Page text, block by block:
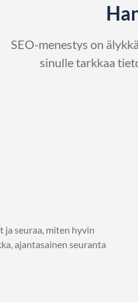
SEO-menestys on
sinulle tarkkaa
ja seuraa, miten hyvin
ajantasainen seuranta